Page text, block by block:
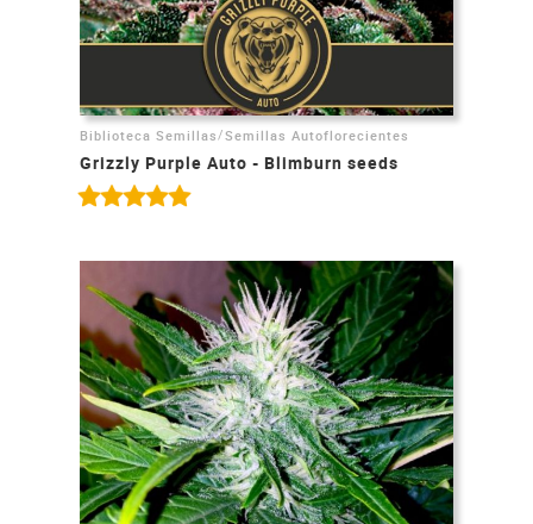
Biblioteca Semillas /Semillas Autoflorecientes
Grizzly Purple Auto - Blimburn seeds